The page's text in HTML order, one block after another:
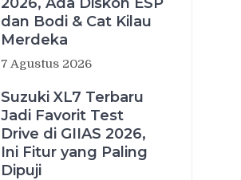
dan Bodi & Cat Kilau
Merdeka
7 Agustus 2026
Suzuki XL7 Terbaru
Jadi Favorit Test
Drive di GIIAS 2026,
Ini Fitur yang Paling
Dipuji